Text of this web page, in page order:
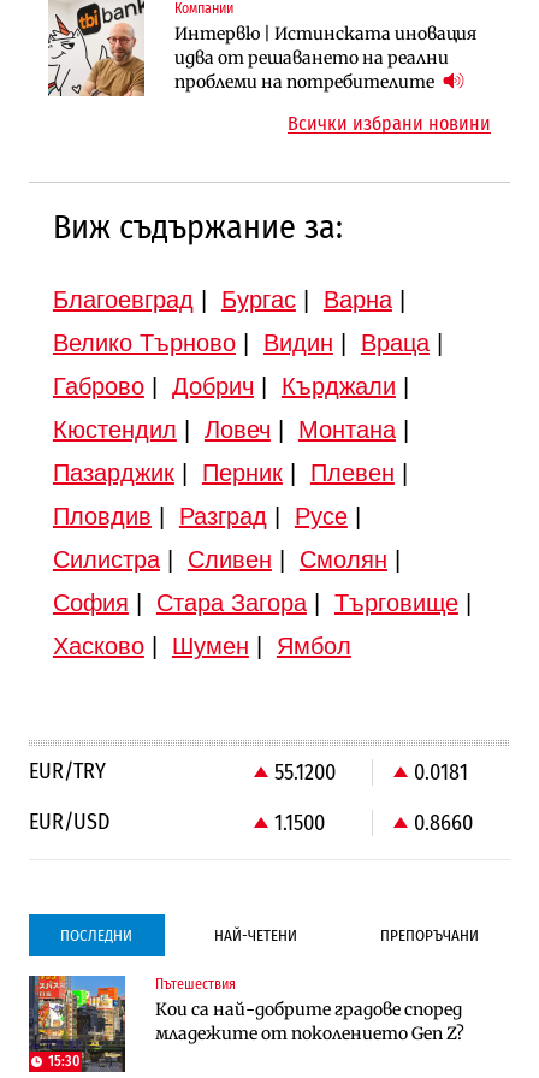
Компании
Интервю | Истинската иновация
идва от решаването на реални
проблеми на потребителите
Инфраструктура
АПИ възложи промяната на
парцеларния план за
Инфраструктура
Вторият мост над Варненското
езеро става част от бъдещата
Всички избрани новини
Виж съдържание за:
Благоевград Бургас| Варна|
Велико Търново| Видин Враца|
Габрово| Добрич Кърджали
Кюстендил
Ловеч Монтана|
Пазарджик| Перник| Плевен
Пловдив
Разград Русе|
Силистра| Сливен Смолян
София
Стара Загора| Търговище|
Хасково| Шумен Ямбол
EUR/TRY 55.1200
0.0181
EUR/USD
1.1500 0.8660
ПОСЛЕДНИ НАЙ-ЧЕТЕНИ ПРЕПОРЪЧАНИ
15:30
Пътешествия
Кои са най-добрите градове според
младежите от поколението Gen Z?
Градоустройство
Столична община избра изпълнител за
преместването на трамвайното
Компании
Vivacom предлага над 150 устройства с
90% отстъпка през август